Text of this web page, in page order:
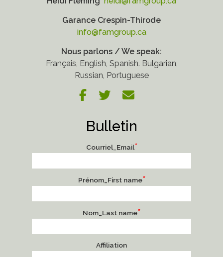
Garance Crespin-Thirode
info@famgroup.ca
Nous parlons / We speak:
Français, English, Spanish. Bulgarian,
Russian, Portuguese
Bulletin
Courriel_Email*
Prénom_First name*
Nom_Last name*
Affiliation